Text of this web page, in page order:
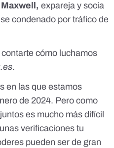
Prince Charles Quentin
Wilson Ralph Ellison Ray
Legorreta Vilchis Rihanna
DeNiro Robert Downey Jr.
Silverman Seth Green Jay 7
Lewis Sophie Biddle-Hakim
By Steven Tyler Svetlana
T Tiffany Gramza TAM L
Tyler Grasham
Sykes Whoopi Goldberg
documents/6250471-
=
expareja y socia
condenado por tráfico de
cómo luchamos
.
en las que estamos
de 2024. Pero como
es mucho más difícil
verificaciones tu
pueden ser de gran